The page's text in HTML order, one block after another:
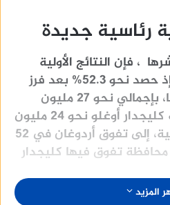
رئاسية جديدة
، فإن النتائج الأولية
أسفرت عن فوز اردوغان إذ حصد نحو 52.3% بعد فرز
100% من الصناديق تقريبا، بإجمالي نحو 27 مليون
صوت، فيما حصد متافسه كليجدار أوغلو نحو 24 مليون
صوت، وتشير النتائج الأولية، إلى تفوق أردوغان في 52
محافظة تركية مقابل 29 محافظة تفوق فيها كليجدار
المزيد